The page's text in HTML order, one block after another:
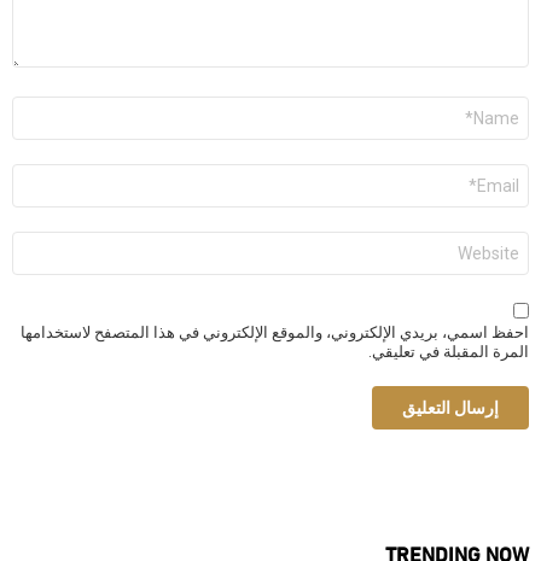
الاسم
البريد
الإلكتروني
*
الموقع
الإلكتروني
احفظ اسمي، بريدي الإلكتروني، والموقع الإلكتروني في هذا المتصفح لاستخدامها
المرة المقبلة في تعليقي.
TRENDING NOW